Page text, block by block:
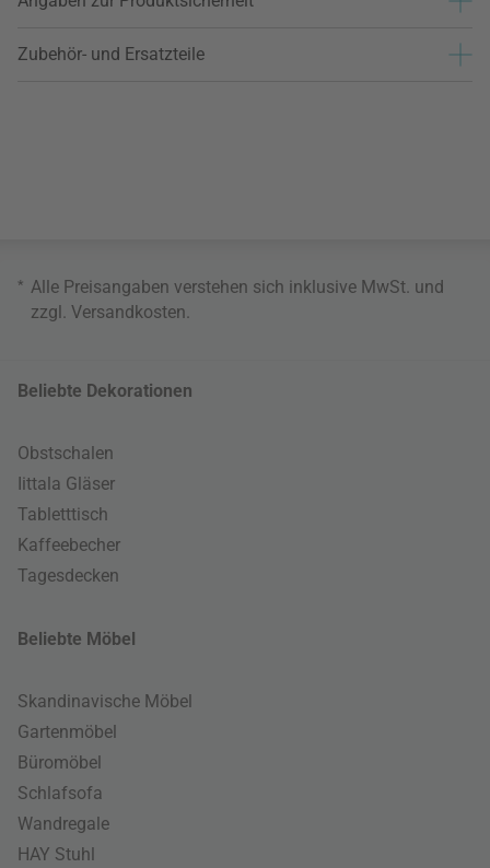
Zubehör- und Ersatzteile
* Alle Preisangaben verstehen sich inklusive MwSt. und
zzgl. Versandkosten
Beliebte Dekorationen
Obstschalen
Iittala Gläser
Tabletttisch
Kaffeebecher
Tagesdecken
Beliebte Möbel
Skandinavische Möbel
Gartenmöbel
Büromöbel
Schlafsofa
Wandregale
HAY Stuhl